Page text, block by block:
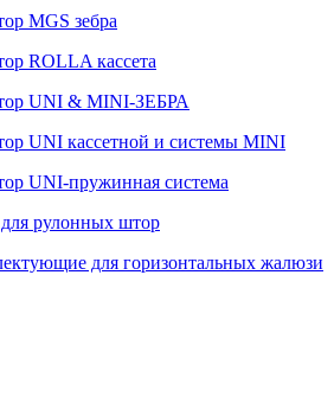
MGS зебра
ROLLA кассета
UNI & MINI-ЗЕБРА
UNI кассетной и системы MINI
UNI-пружинная система
рулонных штор
для горизонтальных жалюзи